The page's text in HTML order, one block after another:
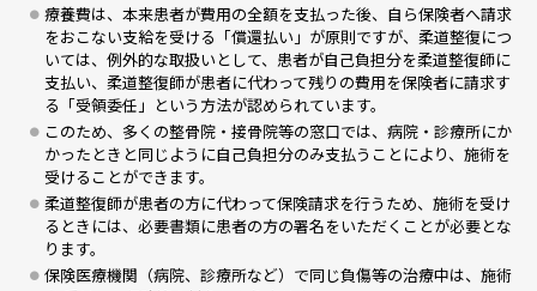
療養費は、本来患者が費用の全額を支払った後、自ら保険者へ請求
をおこない支給を受ける「償還払い」が原則ですが、柔道整復につ
いては、例外的な取扱いとして、患者が自己負担分を柔道整復師に
支払い、柔道整復師が患者に代わって残りの費用を保険者に請求す
る「受領委任」という方法が認められています。
このため、多くの整骨院・接骨院等の窓口では、病院・診療所にか
かったときと同じように自己負担分のみ支払うことにより、施術を
受けることができます。
柔道整復師が患者の方に代わって保険請求を行うため、施術を受け
るときには、必要書類に患者の方の署名をいただくことが必要とな
ります。
保険医療機関（病院、診療所など）で同じ負傷等の治療中は、施術